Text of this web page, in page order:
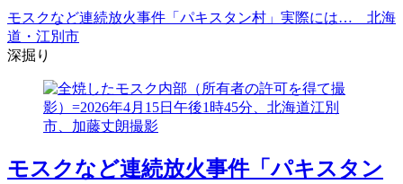
モスクなど連続放火事件「パキスタン村」実際には… 北海
道・江別市
深掘り
モスクなど連続放火事件「パキスタン